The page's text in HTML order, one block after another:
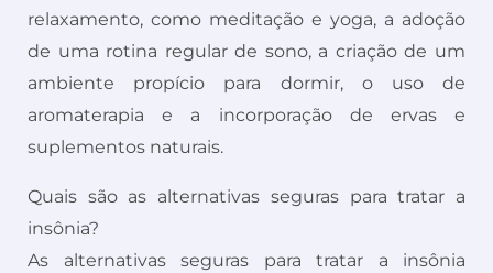
relaxamento, como meditação e yoga, a adoção
de uma rotina regular de sono, a criação de um
ambiente propício para dormir, o uso de
aromaterapia e a incorporação de ervas e
suplementos naturais.
Quais são as alternativas seguras para tratar a
insônia?
As alternativas seguras para tratar a insônia